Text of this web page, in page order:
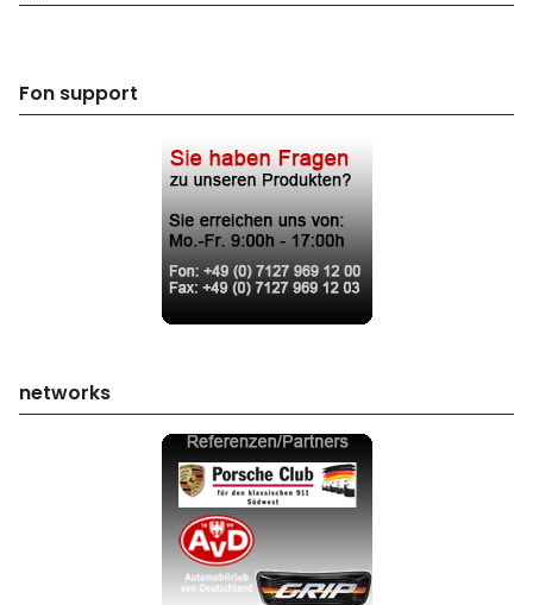
Fon support
networks